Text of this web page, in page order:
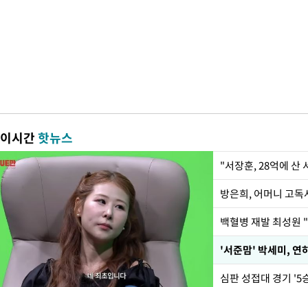
이시간핫뉴스
"서장훈, 28억에 산
방은희, 어머니 고
백혈병 재발 최성원
'서준맘' 박세미, 연